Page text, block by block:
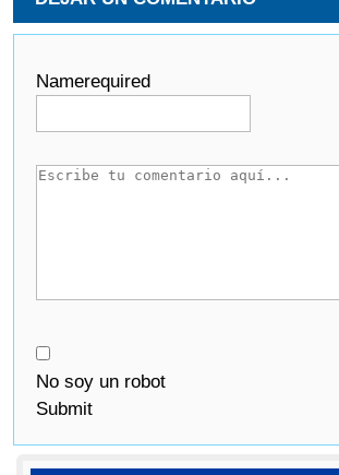
Namerequired
No soy un robot
Submit